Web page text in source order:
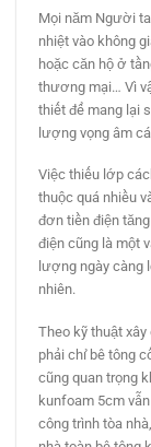
Mọi năm Người
nhiệt vào không
hoặc căn hộ ở
thương mại… Vì
thiết để mang lại
lượng vọng âm
Việc thiếu lớp
thuộc quá nhiều
đơn tiền điện
điện cũng là một
lượng ngày càng
nhiên.
Theo kỹ thuật
phải chỉ bê tông
cũng quan trọng
kunfoam 5cm
công trình tòa